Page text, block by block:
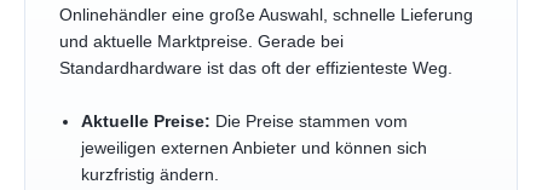
Onlinehändler eine große Auswahl, schnelle Lieferung
und aktuelle Marktpreise. Gerade bei
Standardhardware ist das oft der effizienteste Weg.
Aktuelle Preise: Die Preise stammen vom
jeweiligen externen Anbieter und können sich
kurzfristig ändern.